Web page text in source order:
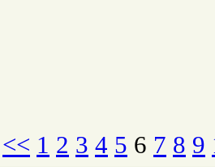
<< 1 2 3 4 5 6 7 8 9